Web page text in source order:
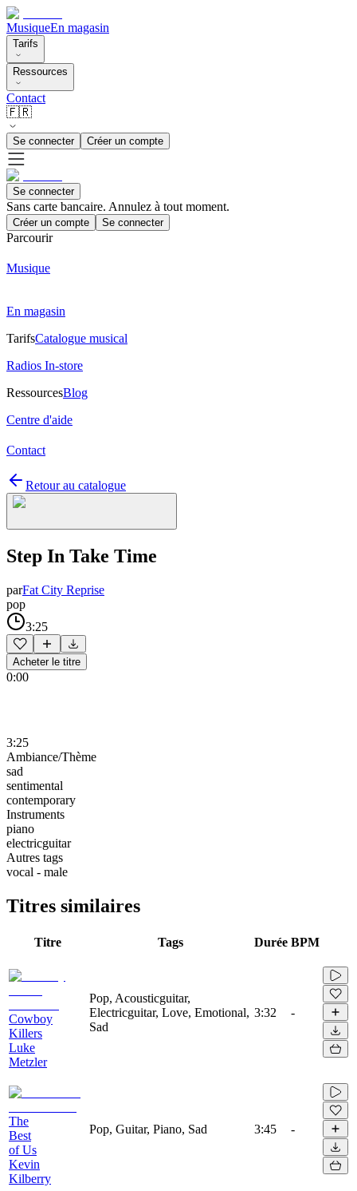
MusiqueEn magasin
Tarifs
Ressources
Contact
🇫🇷
Se connecter Créer un compte
Se connecter
Sans carte bancaire. Annulez à tout moment.
Créer un compte Se connecter
Parcourir
Musique
En magasin
TarifsCatalogue musical
Radios In-store
RessourcesBlog
Centre d'aide
Contact
Retour au catalogue
Step In Take Time
parFat City Reprise
pop
3:25
Acheter le titre
0:00
3:25
Ambiance/Thème
sad
sentimental
contemporary
Instruments
piano
electricguitar
Autres tags
vocal - male
Titres similaires
Titre Tags Durée BPM
Cowboy
Killers
Luke
Metzler
Pop, Acousticguitar,
Electricguitar, Love, Emotional,
Sad
3:32 -
The
Best
of Us
Kevin
Kilberry
Pop, Guitar, Piano, Sad 3:45 -